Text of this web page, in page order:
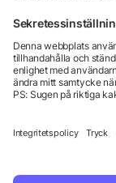
enbart till